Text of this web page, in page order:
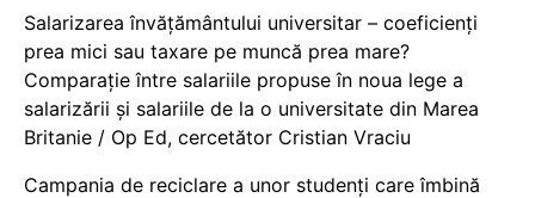
Salarizarea învățământului universitar – coeficienți
prea mici sau taxare pe muncă prea mare?
Comparație între salariile propuse în noua lege a
salarizării și salariile de la o universitate din Marea
Britanie / Op Ed, cercetător Cristian Vraciu
Campania de reciclare a unor studenți care îmbină